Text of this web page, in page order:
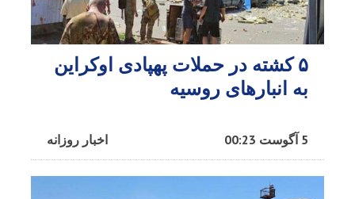
۵ کشته در حملات پهپادی اوکراین
به انبارهای روسیه
اخبار روزانه 5 آگوست 00:23